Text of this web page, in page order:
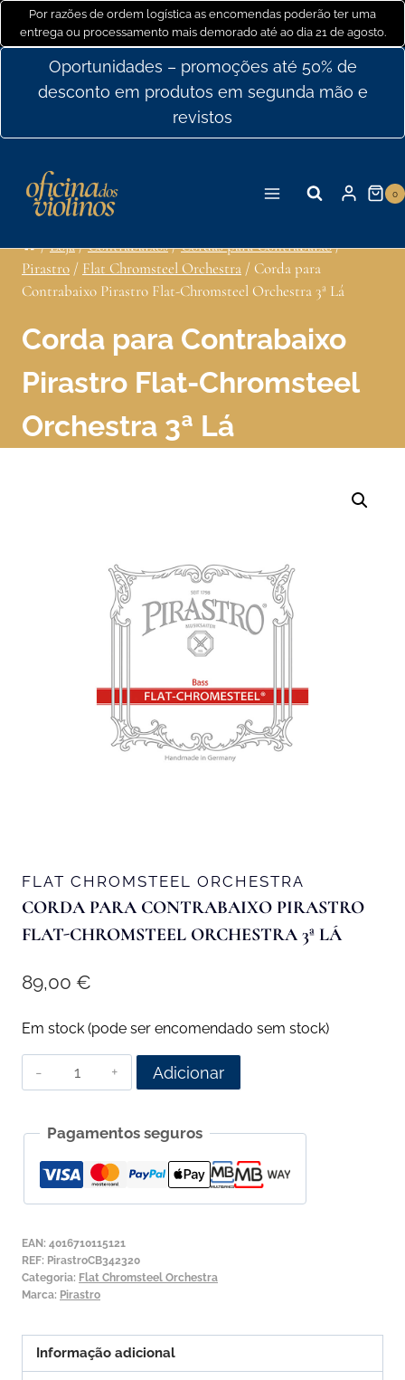
para
conteúdo
Por razões de ordem logística as encomendas poderão ter uma
entrega ou processamento mais demorado até ao dia 21 de agosto.
Oportunidades – promoções até 50% de
desconto em produtos em segunda mão e
revistos
0
/Loja/Contrabaixos/Cordas para Contrabaixo/
Pirastro / Flat Chromsteel Orchestra / Corda para
Contrabaixo Pirastro Flat-Chromsteel Orchestra 3ª Lá
Corda para Contrabaixo
Pirastro Flat-Chromsteel
Orchestra 3ª Lá
FLAT CHROMSTEEL ORCHESTRA
CORDA PARA CONTRABAIXO PIRASTRO
FLAT-CHROMSTEEL ORCHESTRA 3ª LÁ
89,00 €
Em stock (pode ser encomendado sem stock)
Quantidade
de
para
Contrabaixo
Pirastro
Chromsteel
Orchestra
3ª
Adicionar
Pagamentos seguros
EAN: 4016710115121
REF: PirastroCB342320
Categoria: Flat Chromsteel Orchestra
Marca: Pirastro
Informação adicional